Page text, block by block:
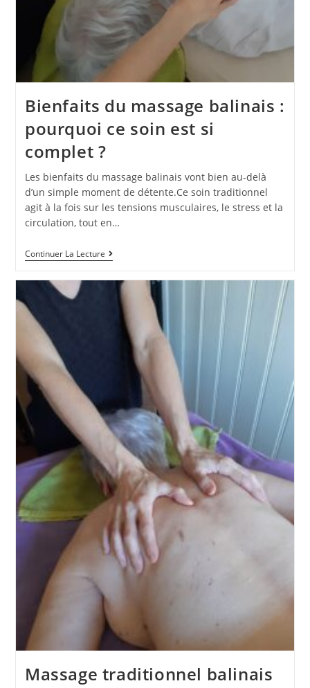
Bienfaits du massage balinais :
pourquoi ce soin est si
complet ?
Les bienfaits du massage balinais vont bien au-delà
d’un simple moment de détente.Ce soin traditionnel
agit à la fois sur les tensions musculaires, le stress et la
circulation, tout en…
Continuer La Lecture
Massage traditionnel balinais